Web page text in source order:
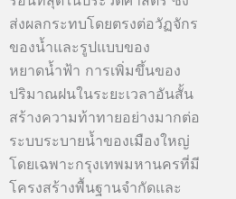
ส่งผลกระทบโดยตรงต่อวัฏจักร
ของน้ำและรูปแบบของ
หยาดน้ำฟ้า การเพิ่มขึ้นของ
ปริมาณฝนในระยะเวลาอันสั้น
สร้างความท้าทายอย่างมากต่อ
ระบบระบายน้ำของเมืองใหญ่
โดยเฉพาะกรุงเทพมหานครที่มี
โครงสร้างพื้นฐานจำกัดและ